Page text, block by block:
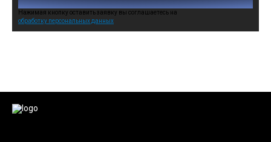
Нажимая кнопку оставить заявку вы соглашаетесь на
обработку персональных данных